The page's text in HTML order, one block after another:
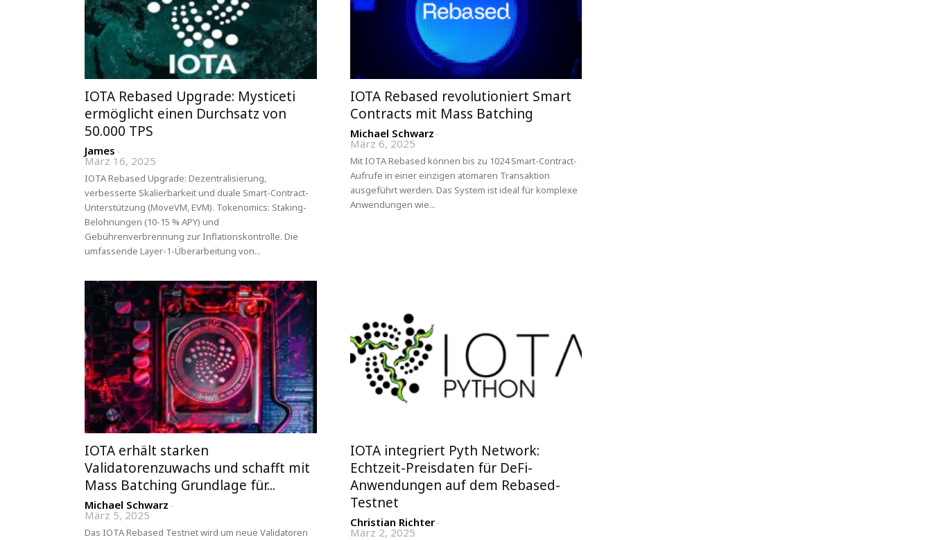
IOTA Rebased Upgrade: Mysticeti
ermöglicht einen Durchsatz von
50.000 TPS
James -
März 16, 2025
IOTA Rebased Upgrade: Dezentralisierung,
verbesserte Skalierbarkeit und duale Smart-Contract-
Unterstützung (MoveVM, EVM). Tokenomics: Staking-
Belohnungen (10-15 % APY) und
Gebührenverbrennung zur Inflationskontrolle. Die
umfassende Layer-1-Überarbeitung von...
IOTA Rebased revolutioniert Smart
Contracts mit Mass Batching
Michael Schwarz -
März 6, 2025
Mit IOTA Rebased können bis zu 1024 Smart-Contract-
Aufrufe in einer einzigen atomaren Transaktion
ausgeführt werden. Das System ist ideal für komplexe
Anwendungen wie...
IOTA erhält starken
Validatorenzuwachs und schafft mit
Mass Batching Grundlage für...
Michael Schwarz -
März 5, 2025
Das IOTA Rebased Testnet wird um neue Validatoren
IOTA integriert Pyth Network:
Echtzeit-Preisdaten für DeFi-
Anwendungen auf dem Rebased-
Testnet
Christian Richter-
März 2, 2025